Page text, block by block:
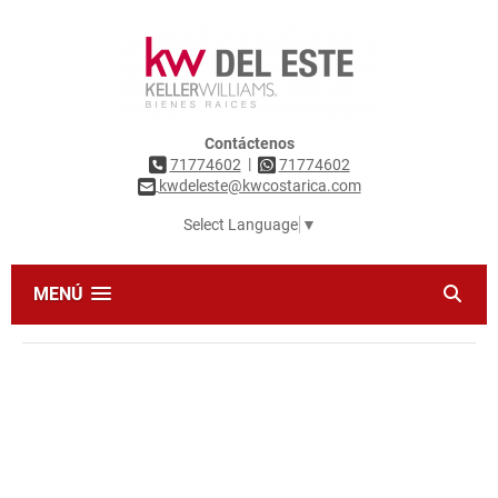
Contáctenos
71774602 |
71774602
kwdeleste@kwcostarica.com
Select Language ▼
MENÚ